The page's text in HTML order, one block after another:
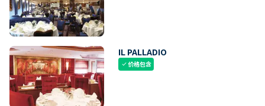
IL PALLADIO
check价格包含